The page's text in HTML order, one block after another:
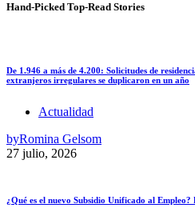
Hand-Picked Top-Read Stories
De 1.946 a más de 4.200: Solicitudes de
extranjeros irregulares se duplicaron en un año
Actualidad
byRomina Gelsom
27 julio, 2026
¿Qué es el nuevo Subsidio Unificado al Empleo?